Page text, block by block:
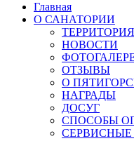
Главная
О САНАТОРИИ
ТЕРРИТОРИЯ
НОВОСТИ
ОТЗЫВЫ
О
НАГРАДЫ
ДОСУГ
СПОСОБЫ
СЕРВИСНЫЕ